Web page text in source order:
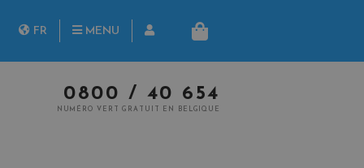
FR MENU
PANIER
0800 / 40 654
NUMÉRO VERT GRATUIT EN BELGIQUE